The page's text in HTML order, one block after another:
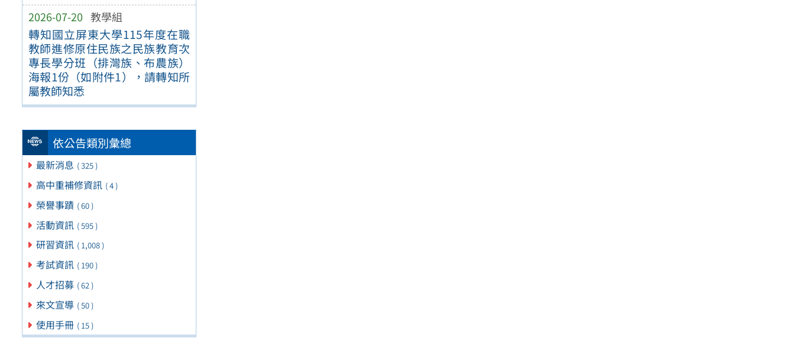
2026-07-20 教學組
轉知國立屏東大學115年度在職
教師進修原住民族之民族教育次
專長學分班（排灣族、布農族）
海報1份（如附件1），請轉知所
屬教師知悉
依公告類別彙總
最新消息 ( 325 )
高中重補修資訊 ( 4 )
榮譽事蹟 ( 60 )
活動資訊 ( 595 )
研習資訊 ( 1,008 )
考試資訊 ( 190 )
人才招募 ( 62 )
來文宣導 ( 50 )
使用手冊 ( 15 )